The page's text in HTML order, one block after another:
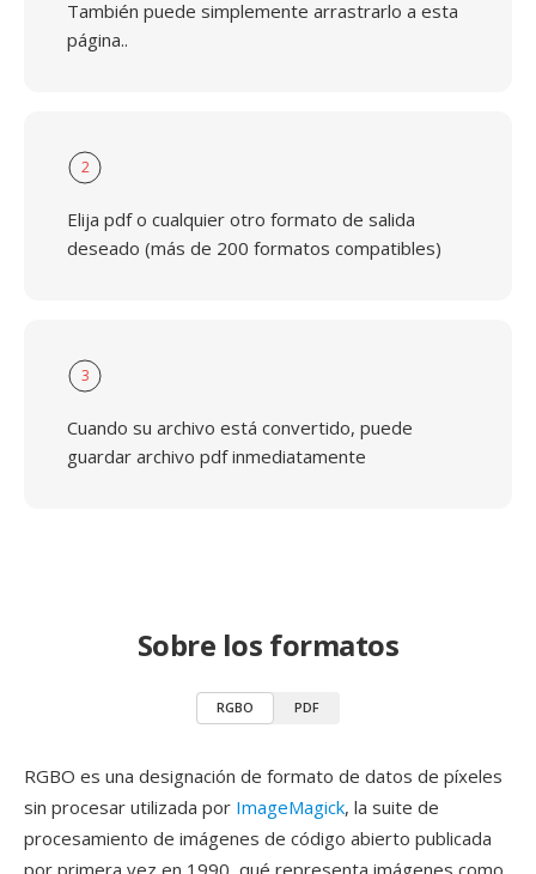
También puede simplemente arrastrarlo a esta
página..
2
Elija pdf o cualquier otro formato de salida
deseado (más de 200 formatos compatibles)
3
Cuando su archivo está convertido, puede
guardar archivo pdf inmediatamente
Sobre los formatos
RGBO PDF
RGBO es una designación de formato de datos de píxeles
sin procesar utilizada por ImageMagick, la suite de
procesamiento de imágenes de código abierto publicada
por primera vez en 1990, qué representa imágenes como